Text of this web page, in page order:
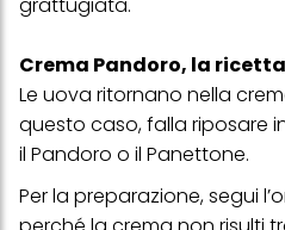
Crema Pandoro, la
Le uova ritornano nella
questo caso, falla riposare
il Pandoro o il Panettone.
Per la preparazione, segui
acconsenti all'uso dei cookie e al
questo sito web.